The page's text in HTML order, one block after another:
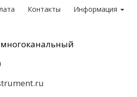
Контакты Информация